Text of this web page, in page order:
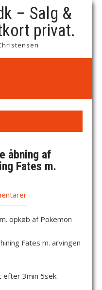
– Salg &
privat.
åbning af
Fates m.
opkøb af Pokemon
Fates m. arvingen
efter 3min 5sek.